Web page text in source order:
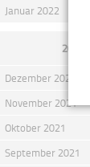
Januar 2022
2021
Dezember 2021
November 2021
Oktober 2021
September 2021